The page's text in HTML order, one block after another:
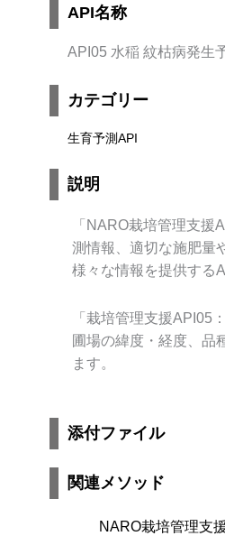
API名称
API05 水稲 紋枯病発生
カテゴリー
生育予測API
説明
「NARO栽培管理支
測情報、適切な施肥量
様々な情報を提供する
「栽培管理支援API05
圃場の緯度・経度、品
ます。
添付ファイル
関連メソッド
NARO栽培管理支